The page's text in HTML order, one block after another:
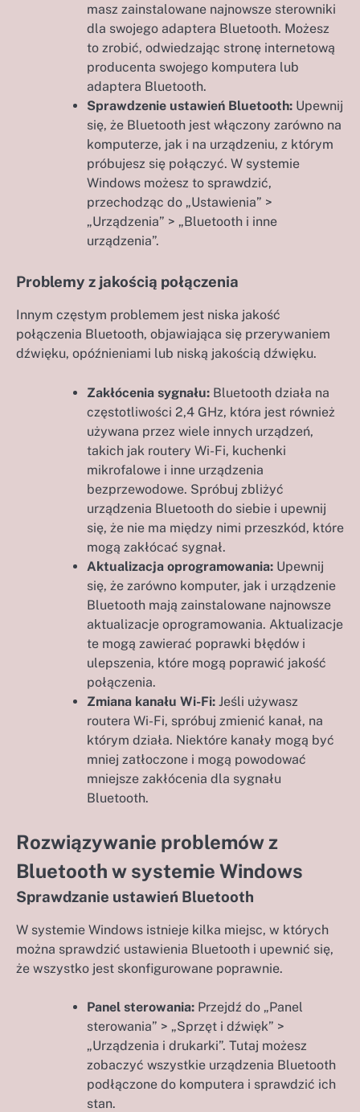
masz zainstalowane najnowsze sterowniki
dla swojego adaptera Bluetooth. Możesz
to zrobić, odwiedzając stronę internetową
producenta swojego komputera lub
adaptera Bluetooth.
Sprawdzenie ustawień Bluetooth: Upewnij
się, że Bluetooth jest włączony zarówno na
komputerze, jak i na urządzeniu, z którym
próbujesz się połączyć. W systemie
Windows możesz to sprawdzić,
przechodząc do „Ustawienia” >
„Urządzenia” > „Bluetooth i inne
urządzenia”.
Problemy z jakością połączenia
Innym częstym problemem jest niska jakość
połączenia Bluetooth, objawiająca się przerywaniem
dźwięku, opóźnieniami lub niską jakością dźwięku.
Zakłócenia sygnału: Bluetooth działa na
częstotliwości 2,4 GHz, która jest również
używana przez wiele innych urządzeń,
takich jak routery Wi-Fi, kuchenki
mikrofalowe i inne urządzenia
bezprzewodowe. Spróbuj zbliżyć
urządzenia Bluetooth do siebie i upewnij
się, że nie ma między nimi przeszkód, które
mogą zakłócać sygnał.
Aktualizacja oprogramowania: Upewnij
się, że zarówno komputer, jak i urządzenie
Bluetooth mają zainstalowane najnowsze
aktualizacje oprogramowania. Aktualizacje
te mogą zawierać poprawki błędów i
ulepszenia, które mogą poprawić jakość
połączenia.
Zmiana kanału Wi-Fi: Jeśli używasz
routera Wi-Fi, spróbuj zmienić kanał, na
którym działa. Niektóre kanały mogą być
mniej zatłoczone i mogą powodować
mniejsze zakłócenia dla sygnału
Bluetooth.
Rozwiązywanie problemów z
Bluetooth w systemie Windows
Sprawdzanie ustawień Bluetooth
W systemie Windows istnieje kilka miejsc, w których
można sprawdzić ustawienia Bluetooth i upewnić się,
że wszystko jest skonfigurowane poprawnie.
Panel sterowania: Przejdź do „Panel
sterowania” > „Sprzęt i dźwięk” >
„Urządzenia i drukarki”. Tutaj możesz
zobaczyć wszystkie urządzenia Bluetooth
podłączone do komputera i sprawdzić ich
stan.